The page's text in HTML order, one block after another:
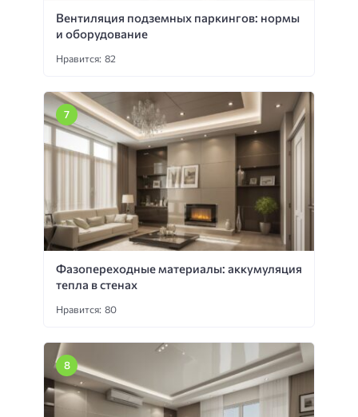
Вентиляция подземных паркингов: нормы
и оборудование
Нравится: 82
Фазопереходные материалы: аккумуляция
тепла в стенах
Нравится: 80